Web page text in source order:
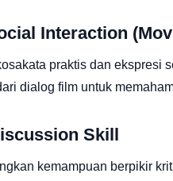
Interaction
praktis dan ekspresi
dialog film untuk
Skill
kemampuan berpikir